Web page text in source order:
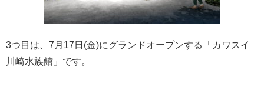
3つ目は、7月17日(金)にグランドオープンする「カワスイ
川崎水族館」です。